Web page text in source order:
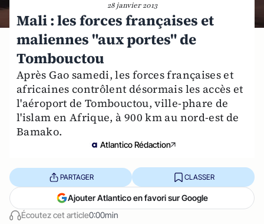
28 janvier 2013
Mali : les forces françaises et
maliennes "aux portes" de
Tombouctou
Après Gao samedi, les forces françaises et
africaines contrôlent désormais les accès et
l'aéroport de Tombouctou, ville-phare de
l'islam en Afrique, à 900 km au nord-est de
Bamako.
Atlantico Rédaction
Écoutez cet article0:00min
PARTAGER CLASSER
Ajouter Atlantico en favori sur Google